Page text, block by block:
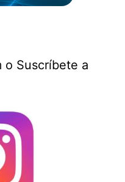
o Suscríbete a